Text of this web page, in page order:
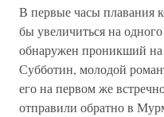
В первые часы плавания
бы увеличиться на
обнаружен проникший на
Субботин, молодой
его на первом же
отправили обратно в